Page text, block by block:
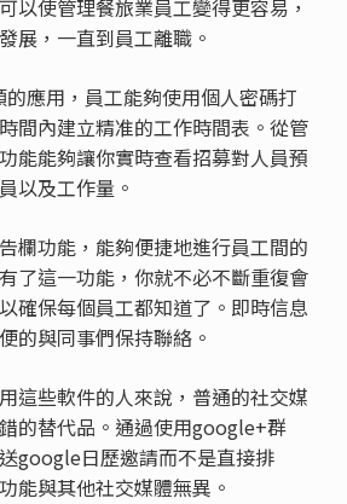
以使管理餐旅業員工變得更容易，
展，一直到員工離職。
應用，員工能夠使用個人密碼打
間內建立精准的工作時間表。從管
能能夠讓你實時查看招募對人員預
以及工作量。
欄功能，能夠便捷地進行員工間的
這一功能，你就不必不斷重復會
確保每個員工都知道了。即時信息
的與同事們保持聯絡。
這些軟件的人來說，普通的社交媒
的替代品。通過使用google+群
google日歷邀請而不是直接排
能與其他社交媒體無異。